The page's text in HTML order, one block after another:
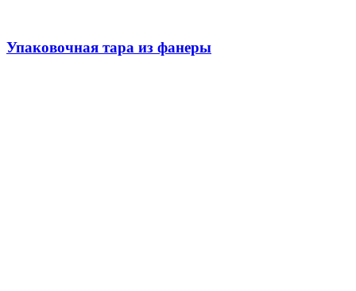
Упаковочная тара из фанеры